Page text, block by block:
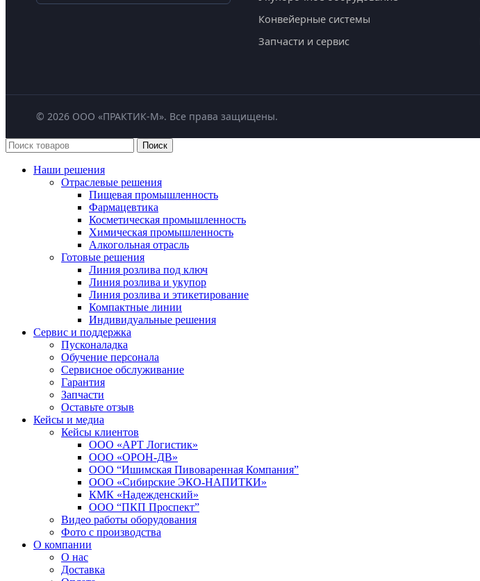
Конвейерные системы
Запчасти и сервис
© 2026 ООО «ПРАКТИК-М». Все права защищены.
Поиск
Наши решения
Отраслевые решения
Пищевая промышленность
Фармацевтика
Косметическая промышленность
Химическая промышленность
Алкогольная отрасль
Готовые решения
Линия розлива под ключ
Линия розлива и укупор
Линия розлива и этикетирование
Компактные линии
Индивидуальные решения
Сервис и поддержка
Пусконаладка
Обучение персонала
Сервисное обслуживание
Гарантия
Запчасти
Оставьте отзыв
Кейсы и медиа
Кейсы клиентов
ООО «АРТ Логистик»
ООО «ОРОН-ДВ»
ООО “Ишимская Пивоваренная Компания”
ООО «Сибирские ЭКО-НАПИТКИ»
КМК «Надежденский»
ООО “ПКП Проспект”
Видео работы оборудования
Фото с производства
О компании
О нас
Доставка